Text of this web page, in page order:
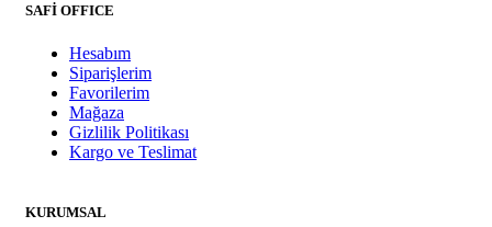
SAFİ OFFICE
Hesabım
Siparişlerim
Favorilerim
Mağaza
Gizlilik Politikası
Kargo ve Teslimat
KURUMSAL